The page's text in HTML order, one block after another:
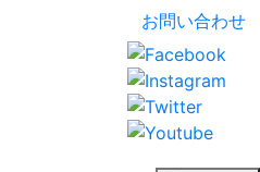
お問い合わせ